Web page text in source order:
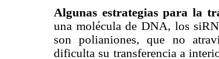
Algunas estrategias para la
una molécula de DNA, los
son polianiones, que no
dificulta su transferencia a